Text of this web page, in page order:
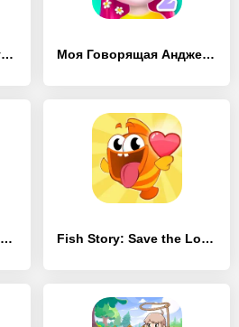
Битва танцев: Балет vs хип-хоп - [MOD Бесконечные монеты] Моя Говорящая Анджела 2 - [MOD Бесконечные монеты]
Cute Dressup: Games for Girls - [MOD Бесконечные деньги] Fish Story: Save the Lover - [MOD Бесконечные деньги]